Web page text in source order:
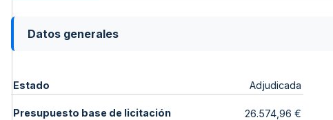
Datos generales
Estado Adjudicada
Presupuesto base de licitación 26.574,96 €